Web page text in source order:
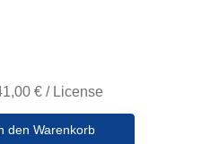
€ / License
den Warenkorb